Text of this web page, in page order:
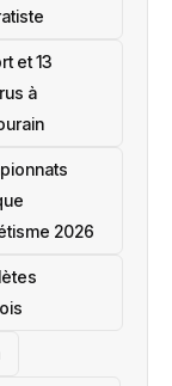
et 13
à
2026